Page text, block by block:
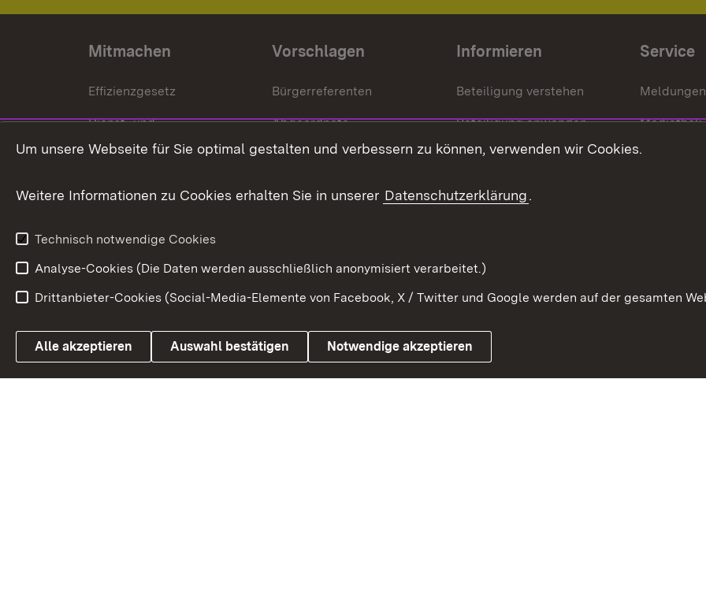
Mitmachen
Effizienzgesetz
Dienst- und
Versorgungsbezüge
Weitere
Vorschlagen
Bürgerreferenten
Abgeordnete
Bürgerbeauftragte
Informieren
Beteiligung verstehen
Beteiligung anwenden
Beteiligung stärken
Service
Meldungen
Mediathek
Link zum Landesportal
Impressum Kontakt
Um unsere Webseite für Sie optimal gestalten und verbessern zu können, verwenden wir Cookies.
Weitere Informationen zu Cookies erhalten Sie in unserer Datenschutzerklärung.
Technisch notwendige Cookies
Analyse-Cookies (Die Daten werden ausschließlich anonymisiert verarbeitet.)
Drittanbieter-Cookies (Social-Media-Elemente von Facebook, X / Twitter und Google werden auf der gesamten
Alle akzeptieren Auswahl bestätigen Notwendige akzeptieren